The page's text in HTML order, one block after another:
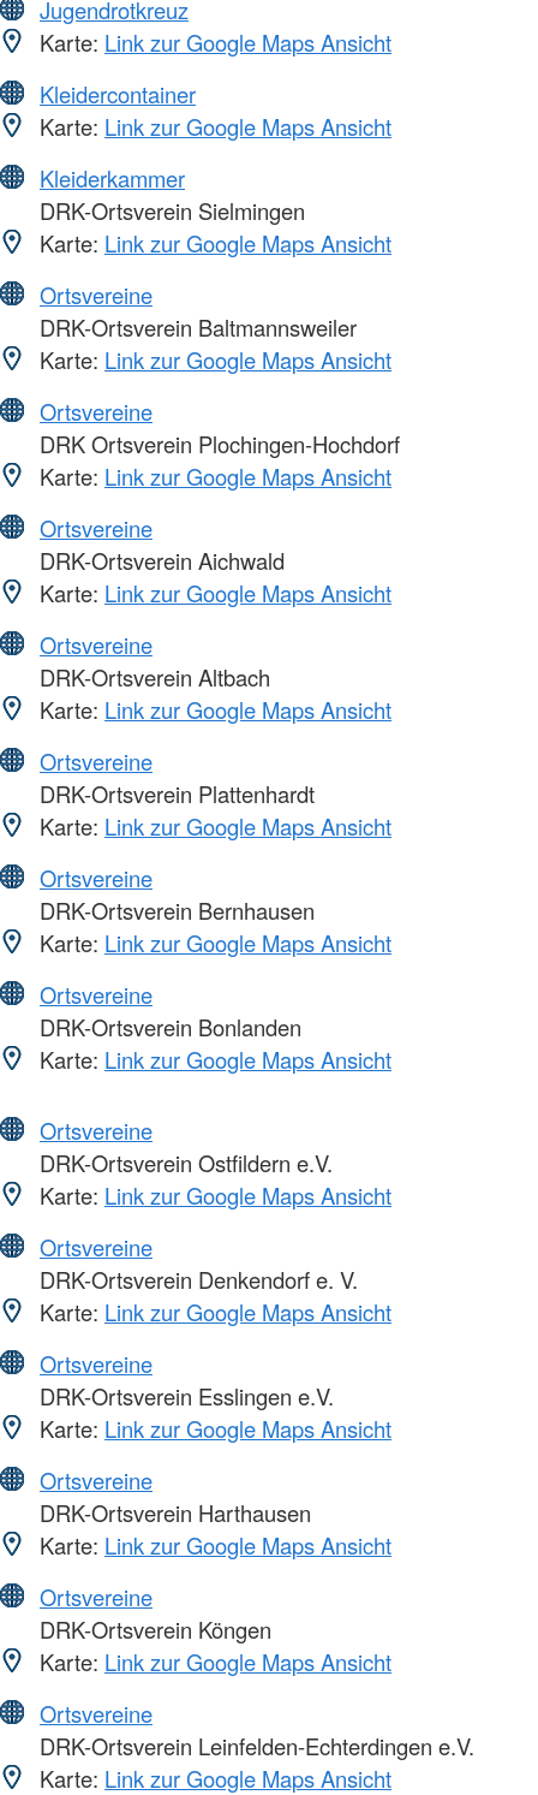
Jugendrotkreuz
Karte: Link zur Google Maps Ansicht
Kleidercontainer
Karte: Link zur Google Maps Ansicht
Kleiderkammer
DRK-Ortsverein Sielmingen
Karte: Link zur Google Maps Ansicht
Ortsvereine
DRK-Ortsverein Baltmannsweiler
Karte: Link zur Google Maps Ansicht
Ortsvereine
DRK Ortsverein Plochingen-Hochdorf
Karte: Link zur Google Maps Ansicht
Ortsvereine
DRK-Ortsverein Aichwald
Karte: Link zur Google Maps Ansicht
Ortsvereine
DRK-Ortsverein Altbach
Karte: Link zur Google Maps Ansicht
Ortsvereine
DRK-Ortsverein Plattenhardt
Karte: Link zur Google Maps Ansicht
Ortsvereine
DRK-Ortsverein Bernhausen
Karte: Link zur Google Maps Ansicht
Ortsvereine
DRK-Ortsverein Bonlanden
Karte: Link zur Google Maps Ansicht
Ortsvereine
DRK-Ortsverein Ostfildern e.V.
Karte: Link zur Google Maps Ansicht
Ortsvereine
DRK-Ortsverein Denkendorf e. V.
Karte: Link zur Google Maps Ansicht
Ortsvereine
DRK-Ortsverein Esslingen e.V.
Karte: Link zur Google Maps Ansicht
Ortsvereine
DRK-Ortsverein Harthausen
Karte: Link zur Google Maps Ansicht
Ortsvereine
DRK-Ortsverein Köngen
Karte: Link zur Google Maps Ansicht
Ortsvereine
DRK-Ortsverein Leinfelden-Echterdingen e.V.
Karte: Link zur Google Maps Ansicht